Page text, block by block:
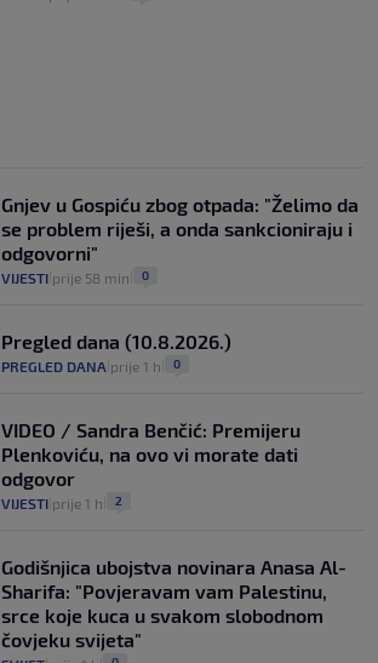
Gnjev u Gospiću zbog otpada: "Želimo da
se problem riješi, a onda sankcioniraju i
odgovorni"
VIJESTI prije 58 min 0
Pregled dana (10.8.2026.)
PREGLED DANA prije 1 h 0
VIDEO / Sandra Benčić: Premijeru
Plenkoviću, na ovo vi morate dati
odgovor
VIJESTI prije 1 h 2
Godišnjica ubojstva novinara Anasa Al-
Sharifa: "Povjeravam vam Palestinu,
srce koje kuca u svakom slobodnom
čovjeku svijeta"